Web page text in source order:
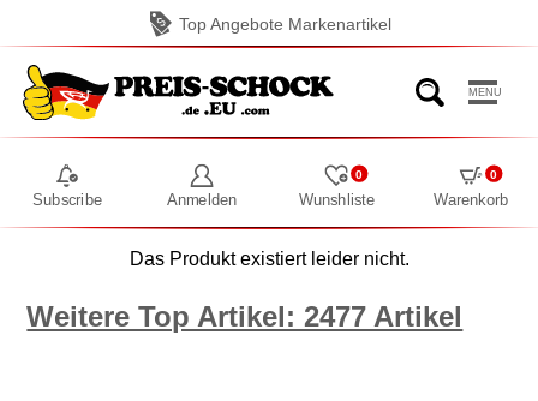
Top Angebote Markenartikel
MENU
Subscribe Anmelden Wunshliste
0
Warenkorb
0
Das Produkt existiert leider nicht.
Weitere Top Artikel: 2477 Artikel